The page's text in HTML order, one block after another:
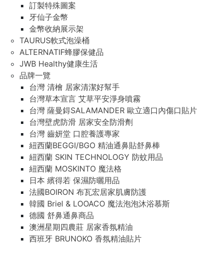
訂製特殊圖案
牙仙子金幣
金幣收納展示架
TAURUS軟式泡澡桶
ALTERNATIF蜂膠保健品
JWB Healthy健康生活
品牌一覽
台灣 清檜 居家清潔好幫手
台灣草本宣言 艾草平安淨身噴霧
台灣 薩曼鍀SALAMANDER 歐立適口內傷口貼片
台灣壁虎防滑 居家安全防滑劑
台灣 齒妍堂 口腔養護專家
紐西蘭BEGGI/BGO 精油通鼻貼舒鼻棒
紐西蘭 SKIN TECHNOLOGY 防蚊用品
紐西蘭 MOSKINTO 魔法格
日本 繽得若 保濕防曬用品
法國BOIRON 布瓦宏居家肌膚防護
韓國 Briel & LOOACO 魔法泡泡沐浴慕斯
德國 舒鼻通鼻商品
澳洲星期四農莊 居家香氛精油
西班牙 BRUNOKO 香氛精油貼片